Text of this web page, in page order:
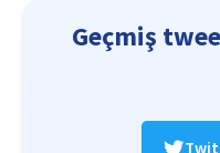
Geçmiş